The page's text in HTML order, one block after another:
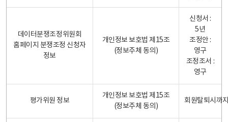
데이터분쟁조정위원회
홈페이지 분쟁조정 신청자
정보
개인정보 보호법 제15조
(정보주체 동의)
신청서 :
5년
조정안 :
영구
조정조서 :
영구
평가위원 정보
개인정보 보호법 제15조
(정보주체 동의)
회원탈퇴시까